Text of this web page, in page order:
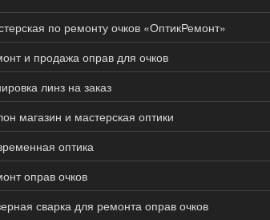
по ремонту очков «ОптикРемонт»
и продажа оправ для очков
линз на заказ
магазин и мастерская оптики
оптика
оправ очков
сварка для ремонта оправ очков